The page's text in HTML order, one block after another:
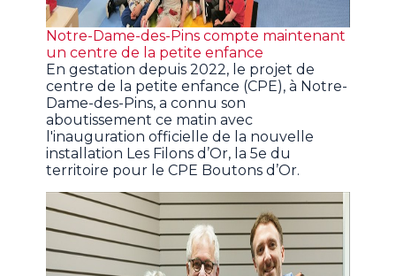
Notre-Dame-des-Pins compte maintenant
un centre de la petite enfance
En gestation depuis 2022, le projet de
centre de la petite enfance (CPE), à Notre-
Dame-des-Pins, a connu son
aboutissement ce matin avec
l'inauguration officielle de la nouvelle
installation Les Filons d’Or, la 5e du
territoire pour le CPE Boutons d’Or.